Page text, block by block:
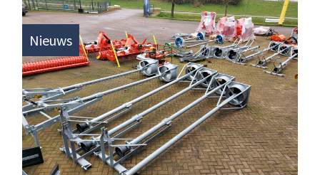
ontwikkelingen op het gebied van
landbouwmechanisatie voor veeteelt, fruitteelt
alsook voor loonbedrijven en aannemers. Tijdens
deze dagen vieren we ook het 50-jarig jubileum
van Jan Halm en het 40-jarig jubileum van Harm
Pluim. Wij verheugen ons op uw komst!
Nieuws